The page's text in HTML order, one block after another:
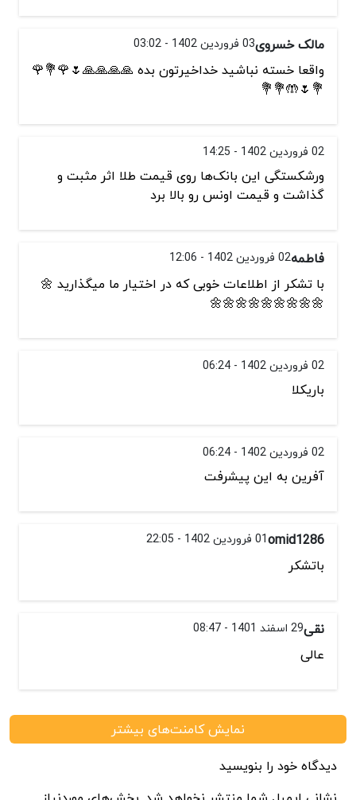
مالک خسروی03 فروردین 1402 - 03:02
واقعا خسته نباشید خداخیرتون بده 🙏🙏🙏🙏🌷🌹💐🌹
💐🌷🤲💐💐
02 فروردین 1402 - 14:25
ورشکستگی این بانک‌ها روی قیمت طلا اثر مثبت و
گذاشت و قیمت اونس رو بالا برد
فاطمه02 فروردین 1402 - 12:06
با تشکر از اطلاعات خوبی که در اختیار ما میگذارید 🌼
🌼🌼🌼🌼🌼🌼🌼🌼🌼
02 فروردین 1402 - 06:24
باریکلا
02 فروردین 1402 - 06:24
آفرین به این پیشرفت
omid128601 فروردین 1402 - 22:05
باتشکر
نقی29 اسفند 1401 - 08:47
عالی
نمایش کامنت‌های بیشتر
دیدگاه خود را بنویسید